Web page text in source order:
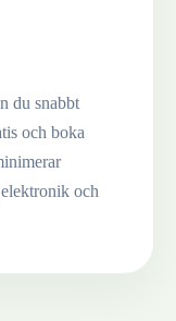
du snabbt
och boka
och